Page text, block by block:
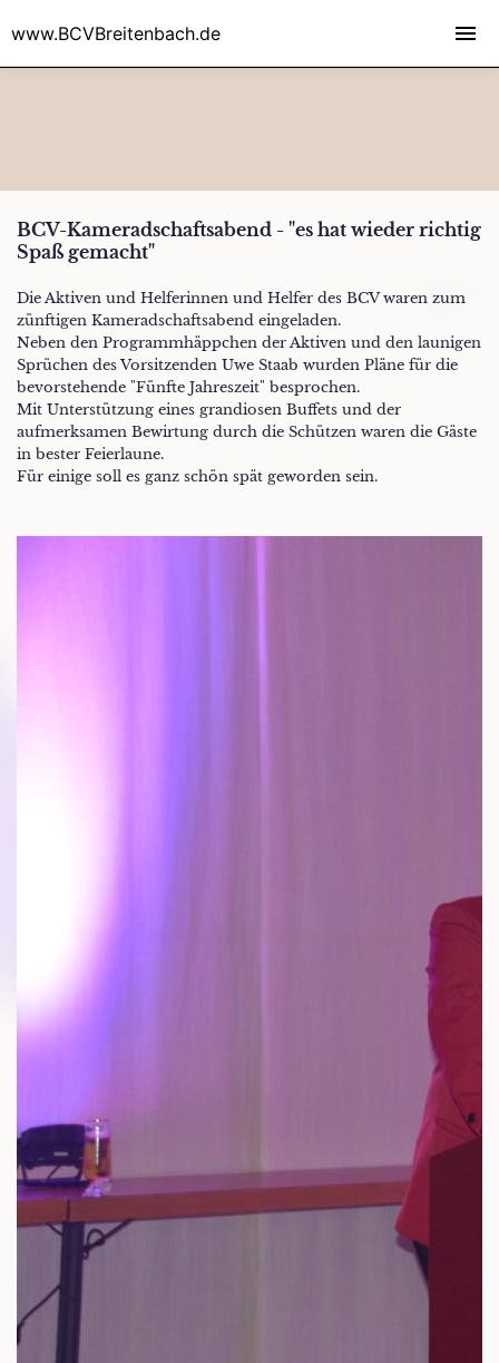
BCV-Kameradschaftsabend - "es hat wieder richtig
Spaß gemacht"
Die Aktiven und Helferinnen und Helfer des BCV waren zum
zünftigen Kameradschaftsabend eingeladen.
Neben den Programmhäppchen der Aktiven und den launigen
Sprüchen des Vorsitzenden Uwe Staab wurden Pläne für die
bevorstehende "Fünfte Jahreszeit" besprochen.
Mit Unterstützung eines grandiosen Buffets und der
aufmerksamen Bewirtung durch die Schützen waren die Gäste
in bester Feierlaune.
Für einige soll es ganz schön spät geworden sein.
www.BCVBreitenbach.de